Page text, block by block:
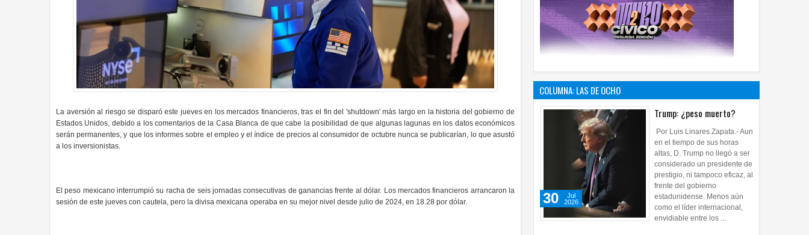
La aversión al riesgo se disparó este jueves en los mercados financieros, tras el fin del 'shutdown' más largo en la historia del gobierno de
Estados Unidos, debido a los comentarios de la Casa Blanca de que cabe la posibilidad de que algunas lagunas en los datos económicos
serán permanentes, y que los informes sobre el empleo y el índice de precios al consumidor de octubre nunca se publicarían, lo que asustó
a los inversionistas.
El peso mexicano interrumpió su racha de seis jornadas consecutivas de ganancias frente al dólar. Los mercados financieros arrancaron la
sesión de este jueves con cautela, pero la divisa mexicana operaba en su mejor nivel desde julio de 2024, en 18.28 por dólar.
COLUMNA: LAS DE OCHO
Trump: ¿peso muerto?
30
Jul
2026
Por Luis Linares Zapata.- Aun
en el tiempo de sus horas
altas, D. Trump no llegó a ser
considerado un presidente de
prestigio, ni tampoco eficaz, al
frente del gobierno
estadunidense. Menos aún
como el líder internacional,
envidiable entre los ...